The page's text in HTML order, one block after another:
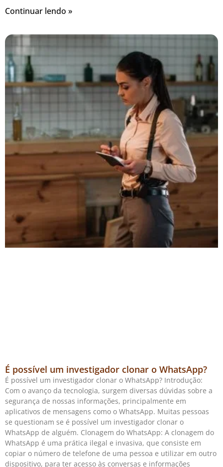
Continuar lendo »
É possível um investigador clonar o WhatsApp?
É possível um investigador clonar o WhatsApp? Introdução:
Com o avanço da tecnologia, surgem diversas dúvidas sobre a
segurança de nossas informações, principalmente em
aplicativos de mensagens como o WhatsApp. Muitas pessoas
se questionam se é possível um investigador clonar o
WhatsApp de alguém. Clonagem do WhatsApp: A clonagem do
WhatsApp é uma prática ilegal e invasiva, que consiste em
copiar o número de telefone de uma pessoa e utilizar em outro
dispositivo, para ter acesso às conversas e informações